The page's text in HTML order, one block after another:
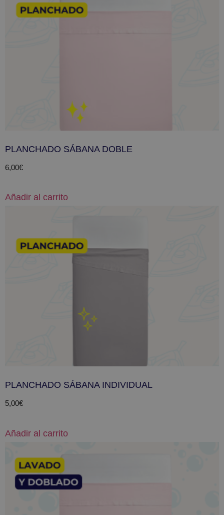
PLANCHADO SÁBANA DOBLE
6,00€
Añadir al carrito
PLANCHADO SÁBANA INDIVIDUAL
5,00€
Añadir al carrito